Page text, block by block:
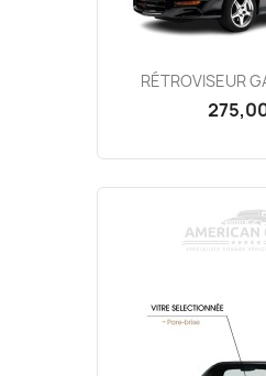
RÉTROVISEUR